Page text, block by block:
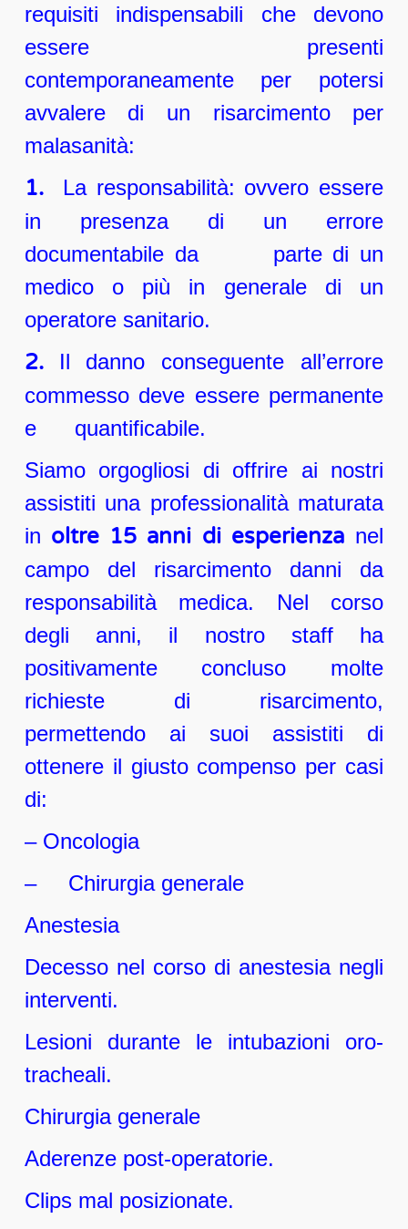
requisiti indispensabili che devono
essere presenti
contemporaneamente per potersi
avvalere di un risarcimento per
malasanità:
1.La responsabilità: ovvero essere
in presenza di un errore
documentabile da parte di un
medico o più in generale di un
operatore sanitario.
2.
Il danno conseguente all’errore
commesso deve essere permanente
e quantificabile.
Siamo orgogliosi di offrire ai nostri
assistiti una professionalità maturata
in oltre 15 anni di esperienzanel
campo del risarcimento danni da
responsabilità medica. Nel corso
degli anni, il nostro staff ha
positivamente concluso molte
richieste di risarcimento,
permettendo ai suoi assistiti di
ottenere il giusto compenso per casi
di:
– Oncologia
– Chirurgia generale
Anestesia
Decesso nel corso di anestesia negli
interventi.
Lesioni durante le intubazioni oro-
tracheali.
Chirurgia generale
Aderenze post-operatorie.
Clips mal posizionate.